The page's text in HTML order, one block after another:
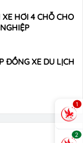
HƠI 4 CHỖ CHO
ĐỒNG XE DU LỊCH
1
2